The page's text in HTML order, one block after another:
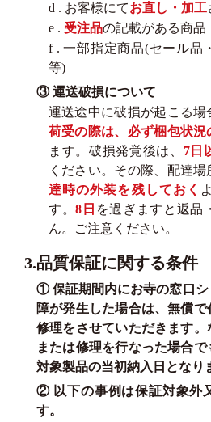
d . お客様にてお直し・加工
e . 受注品の記載がある商品
f . 一部指定商品(セール品
等)
③ 運送破損について
運送途中に破損が起こる場
荷受の際は、必ず梱包状況
ます。破損発覚後は、 7日
ください。その際、配達
達時の外装を残しておく
す。8日 を過ぎますと返品
ん。ご注意ください。
3.品質保証に関する条件
① 保証期間内にお寺の窓口
障が発生した場合は、無償
修理をさせていただきます
または修理を行なった場合
対象製品の当初納入日となり
② 以下の事例は保証対象外
す。